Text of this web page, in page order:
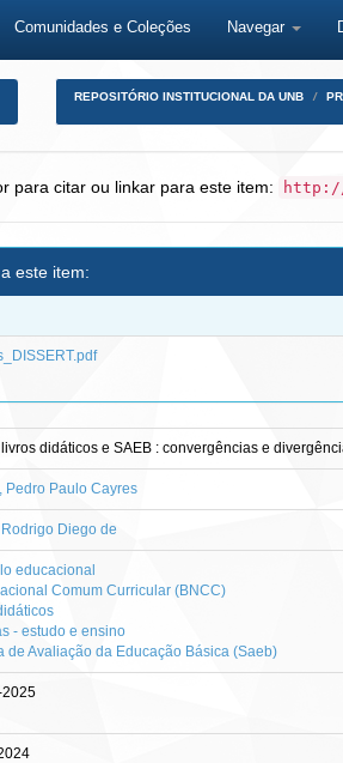
Comunidades e Coleções Navegar
REPOSITÓRIO INSTITUCIONAL DA UNB
para citar ou linkar para este item: http://
este item:
livros didáticos e SAEB : convergências e
Pedro Paulo Cayres
Diego de
educacional
Comum Curricular (BNCC)
- estudo e ensino
de Avaliação da Educação Básica (Saeb)
2025